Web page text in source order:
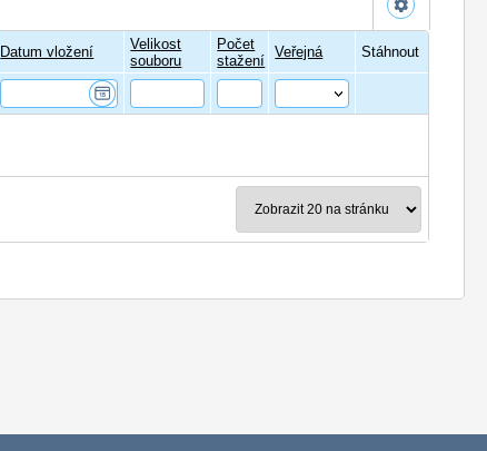
Datum vložení
Velikost
souboru
Počet
stažení
Veřejná Stáhnout